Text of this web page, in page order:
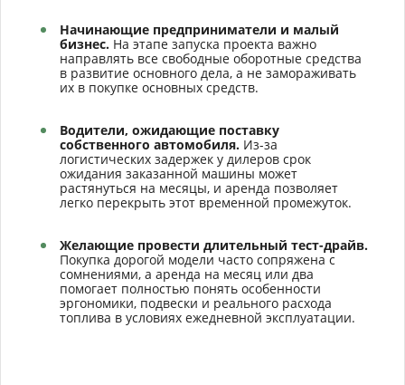
Начинающие предприниматели и малый
бизнес. На этапе запуска проекта важно
направлять все свободные оборотные средства
в развитие основного дела, а не замораживать
их в покупке основных средств.
Водители, ожидающие поставку
собственного автомобиля. Из-за
логистических задержек у дилеров срок
ожидания заказанной машины может
растянуться на месяцы, и аренда позволяет
легко перекрыть этот временной промежуток.
Желающие провести длительный тест-драйв.
Покупка дорогой модели часто сопряжена с
сомнениями, а аренда на месяц или два
помогает полностью понять особенности
эргономики, подвески и реального расхода
топлива в условиях ежедневной эксплуатации.